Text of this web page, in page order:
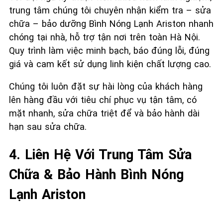
trung tâm chúng tôi chuyên nhận kiểm tra – sửa
chữa – bảo dưỡng Bình Nóng Lạnh Ariston nhanh
chóng tại nhà, hỗ trợ tận nơi trên toàn Hà Nội.
Quy trình làm việc minh bạch, báo đúng lỗi, đúng
giá và cam kết sử dụng linh kiện chất lượng cao.
Chúng tôi luôn đặt sự hài lòng của khách hàng
lên hàng đầu với tiêu chí phục vụ tận tâm, có
mặt nhanh, sửa chữa triệt để và bảo hành dài
hạn sau sửa chữa.
4. Liên Hệ Với Trung Tâm Sửa
Chữa & Bảo Hành Bình Nóng
Lạnh Ariston